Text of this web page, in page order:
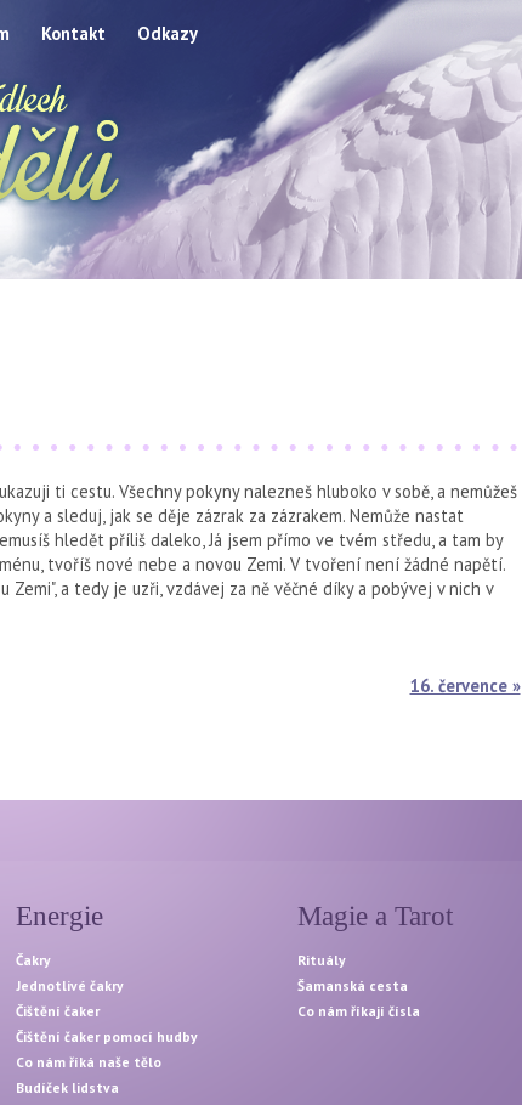
Kontakt Odkazy
ti cestu. Všechny pokyny nalezneš hluboko v sobě, a nemůžeš
a sleduj, jak se děje zázrak za zázrakem. Nemůže nastat
hledět příliš daleko, Já jsem přímo ve tvém středu, a tam by
tvoříš nové nebe a novou Zemi. V tvoření není žádné napětí.
Zemi", a tedy je uzři, vzdávej za ně věčné díky a pobývej v nich v
16. července »
Energie
Čakry
Jednotlivé čakry
Čištění čaker
Čištění čaker pomocí hudby
Co nám říká naše tělo
Budíček lidstva
Magie a Tarot
Rituály
Šamanská cesta
Co nám říkají čísla